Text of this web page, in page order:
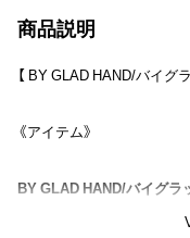
商品説明
【 BY GLAD HAND/バイグ
《アイテム》
BY GLAD HAND/バイグ